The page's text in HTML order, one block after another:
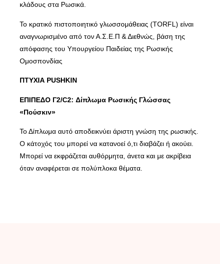
κλάδους στα Ρωσικά.
Το κρατικό πιστοποιητικό γλωσσομάθειας (TORFL) είναι
αναγνωρισμένο από τον Α.Σ.Ε.Π & Διεθνώς, βάση της
απόφασης του Υπουργείου Παιδείας της Ρωσικής
Ομοσπονδίας
ΠΤΥΧΙΑ PUSΗKIN
ΕΠΙΠΕΔΟ Γ2/C2: Δίπλωμα Ρωσικής Γλώσσας
«Πούσκιν»
Το Δίπλωμα αυτό αποδεικνύει άριστη γνώση της ρωσικής.
Ο κάτοχός του μπορεί να κατανοεί ό,τι διαβάζει ή ακούει.
Μπορεί να εκφράζεται αυθόρμητα, άνετα και με ακρίβεια
όταν αναφέρεται σε πολύπλοκα θέματα.